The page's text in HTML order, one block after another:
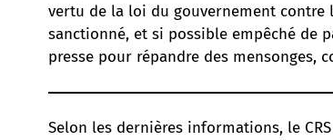
vertu de la loi du gouvernement contre
sanctionné, et si possible empêché de
presse pour répandre des mensonges,
Selon les dernières informations, le